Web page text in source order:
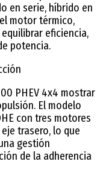
en serie, híbrido en
motor térmico,
eficiencia,
potencia.
PHEV 4x4 mostrar
El modelo
con tres motores
trasero, lo que
gestión
de la adherencia